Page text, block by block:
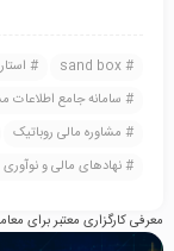
sand box
سامانه‌ جامع اطلاعات
مشاوره مالی روباتیک
نهادهای مالی و
معرفی کارگزاری معتبر برای